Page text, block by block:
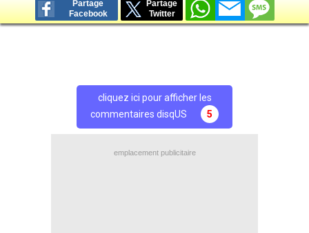
Partage
Facebook
Partage
Twitter
cliquez ici pour afficher les
commentaires disqUS
5
emplacement publicitaire